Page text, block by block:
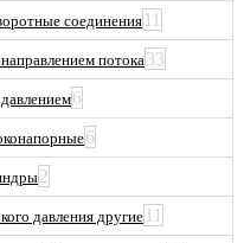
соединения11
потока33
6
6
2
давления другие 11